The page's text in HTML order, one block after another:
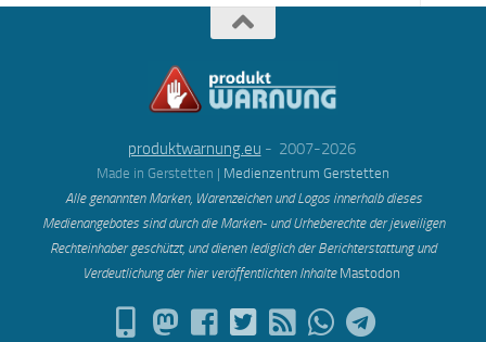
produktwarnung.eu - 2007-2026
Made in Gerstetten | Medienzentrum Gerstetten
Alle genannten Marken, Warenzeichen und Logos innerhalb dieses
Medienangebotes sind durch die Marken- und Urheberechte der jeweiligen
Rechteinhaber geschützt, und dienen lediglich der Berichterstattung und
Verdeutlichung der hier veröffentlichten Inhalte Mastodon